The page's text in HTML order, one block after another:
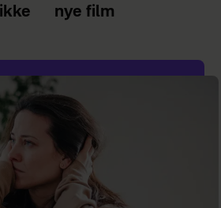
nye film